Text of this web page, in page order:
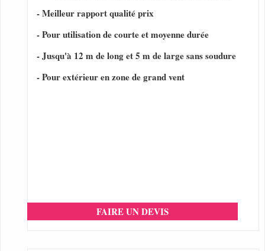
- Meilleur rapport qualité prix
- Pour utilisation de courte et moyenne durée
- Jusqu'à 12 m de long et 5 m de large sans soudure
- Pour extérieur en zone de grand vent
FAIRE UN DEVIS